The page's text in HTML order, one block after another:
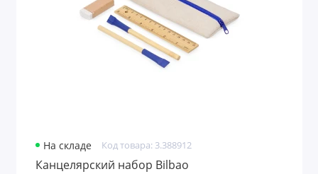
На складе Код товара: 3.388912
Канцелярский набор Bilbao